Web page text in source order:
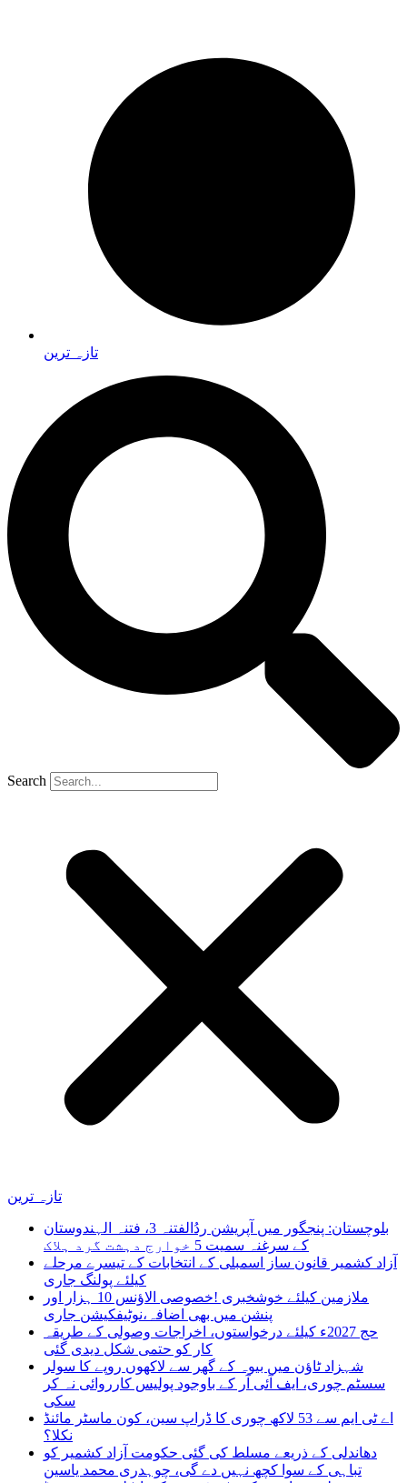
تازہ ترین
Search
تازہ ترین
بلوچستان: پنجگور میں آپریشن ردُالفتنہ 3، فتنہ الہندوستان
کے سرغنہ سمیت 5 خوارج دہشت گرد ہلاک
آزاد کشمیر قانون ساز اسمبلی کے انتخابات کے تیسرے مرحلے
کیلئے پولنگ جاری
ملازمین کیلئے خوشخبری !خصوصی الاؤنس 10 ہزار اور
پنشن میں بھی اضافہ،نوٹیفکیشن جاری
حج 2027ء کیلئے درخواستوں، اخراجات وصولی کے طریقہ
کار کو حتمی شکل دیدی گئی
شہزاد ٹاؤن میں بیوہ کے گھر سے لاکھوں روپے کا سولر
سسٹم چوری، ایف آئی آر کے باوجود پولیس کارروائی نہ کر
سکی
اے ٹی ایم سے 53 لاکھ چوری کا ڈراپ سین، کون ماسٹر مائنڈ
نکلا؟
دھاندلی کے ذریعے مسلط کی گئی حکومت آزاد کشمیر کو
تباہی کے سوا کچھ نہیں دے گی، چوہدری محمد یاسین